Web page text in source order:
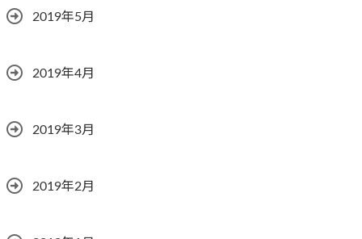
2019年5月
2019年4月
2019年3月
2019年2月